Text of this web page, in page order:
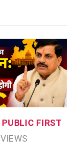
PUBLIC FIRST
VIEWS